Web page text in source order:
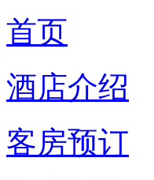
首页
酒店介绍
客房预订